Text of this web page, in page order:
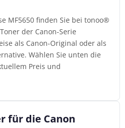
MF5650 finden Sie bei tonoo®
der Canon-Serie
als Canon-Original oder als
Wählen Sie unten die
Preis und
für die Canon